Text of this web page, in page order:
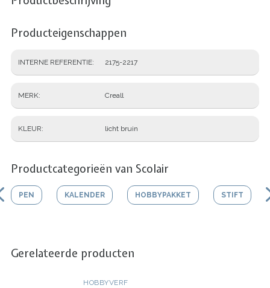
Producteigenschappen
INTERNE REFERENTIE 2175-2217
MERK Creall
KLEUR licht bruin
Productcategorieën van Scolair
PEN KALENDER HOBBYPAKKET STIFT
Gerelateerde producten
HOBBYVERF